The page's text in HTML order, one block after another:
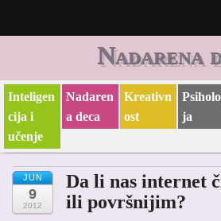
O meni i O blogu
Nadarena
Inteligen
cija i
učenje
Nadaren
a deca
Kreativn
ost
ja
JUN
9
2012
Da li nas internet
ili površnijim?